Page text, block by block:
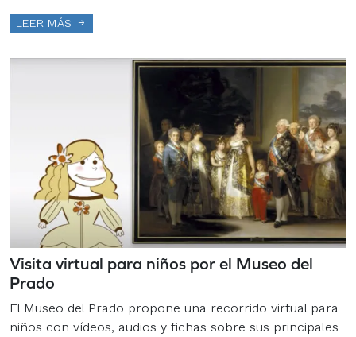
LEER MÁS
Visita virtual para niños por el Museo del
Prado
El Museo del Prado propone una recorrido virtual para
niños con vídeos, audios y fichas sobre sus principales